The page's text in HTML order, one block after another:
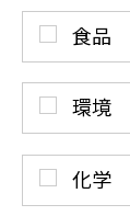
食品
環境
化学